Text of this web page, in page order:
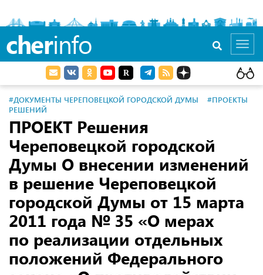
cherinfo
#ДОКУМЕНТЫ ЧЕРЕПОВЕЦКОЙ ГОРОДСКОЙ ДУМЫ
#ПРОЕКТЫ
РЕШЕНИЙ
ПРОЕКТ Решения
Череповецкой городской
Думы О внесении изменений
в решение Череповецкой
городской Думы от 15 марта
2011 года № 35 «О мерах
по реализации отдельных
положений Федерального